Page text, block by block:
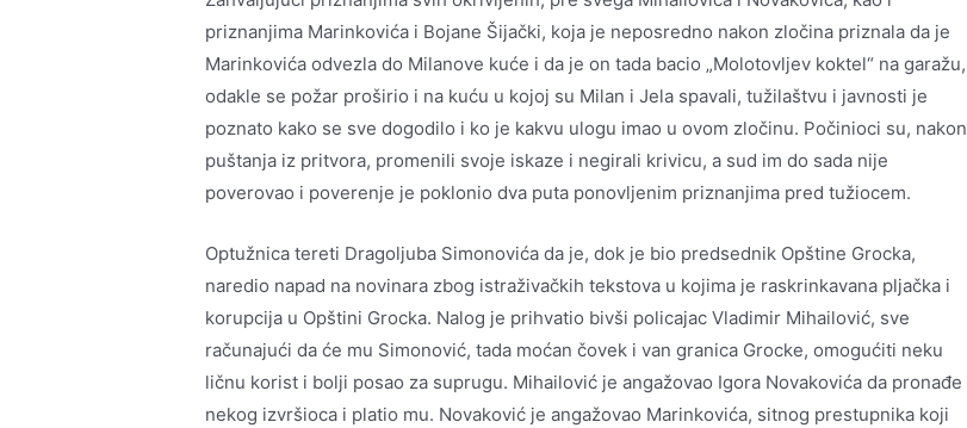
priznanjima Marinkovića i Bojane Šijački, koja je neposredno nakon zločina priznala da je
Marinkovića odvezla do Milanove kuće i da je on tada bacio „Molotovljev koktel“ na garažu,
odakle se požar proširio i na kuću u kojoj su Milan i Jela spavali, tužilaštvu i javnosti je
poznato kako se sve dogodilo i ko je kakvu ulogu imao u ovom zločinu. Počinioci su, nakon
puštanja iz pritvora, promenili svoje iskaze i negirali krivicu, a sud im do sada nije
poverovao i poverenje je poklonio dva puta ponovljenim priznanjima pred tužiocem.
Optužnica tereti Dragoljuba Simonovića da je, dok je bio predsednik Opštine Grocka,
naredio napad na novinara zbog istraživačkih tekstova u kojima je raskrinkavana pljačka i
korupcija u Opštini Grocka. Nalog je prihvatio bivši policajac Vladimir Mihailović, sve
računajući da će mu Simonović, tada moćan čovek i van granica Grocke, omogućiti neku
ličnu korist i bolji posao za suprugu. Mihailović je angažovao Igora Novakovića da pronađe
nekog izvršioca i platio mu. Novaković je angažovao Marinkovića, sitnog prestupnika koji